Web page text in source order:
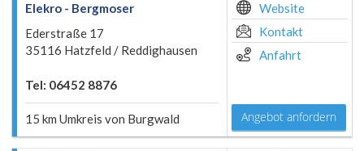
Elekro - Bergmoser
Ederstraße 17
35116 Hatzfeld / Reddighausen
Tel: 06452 8876
15 km Umkreis von Burgwald
Website
Kontakt
Anfahrt
Angebot anfordern